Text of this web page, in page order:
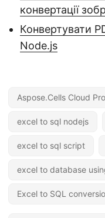
конвертації
Конвертувати
Node.js
Aspose.Cells Cloud
excel to sql nodejs
excel to sql script
excel to database
Excel to SQL